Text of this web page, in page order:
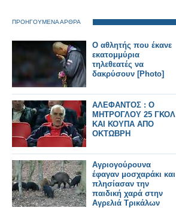
ΠΡΟΗΓΟΥΜΕΝΑ ΑΡΘΡΑ
Ο αθλητής που έκανε
εκατομμύρια
τηλεθεατές να
δακρύσουν [Photo]
ΑΛΕΦΑΝΤΟΣ : Ο
ΜΗΤΡΟΓΛΟΥ 25 ΓΚΟΛ
ΚΑΙ ΚΟΥΠΑ ΑΠΟ
ΟΚΤΩΒΡΗ
Αγριογούρουνα
έφαγαν μοσχαράκι και
πλησίασαν την
παιδική χαρά στην
Αγρελιά Τρικάλων